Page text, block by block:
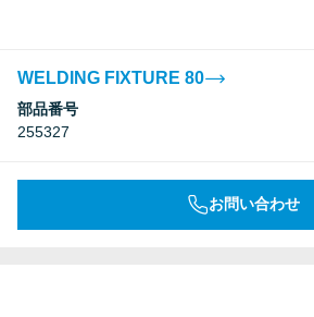
WELDING FIXTURE 80
部品番号
255327
お問い合わせ